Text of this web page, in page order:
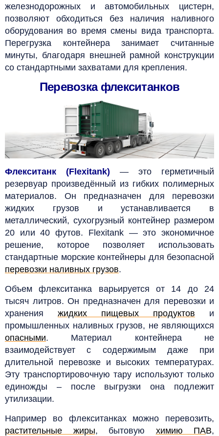
железнодорожных и автомобильных цистерн,
позволяют обходиться без наличия наливного
оборудования во время смены вида транспорта.
Перегрузка контейнера занимает считанные
минуты, благодаря внешней рамной конструкции
со стандартными захватами для крепления.
Перевозка флекситанков
Флекситанк (Flexitank)
— это герметичный
резервуар произведённый из гибких полимерных
материалов. Он предназначен для перевозки
жидких грузов и устанавливается в
металлический, сухогрузный контейнер размером
20 или 40 футов. Flexitank — это экономичное
решение, которое позволяет использовать
стандартные морские контейнеры для безопасной
перевозки наливных грузов.
Объем флекситанка варьируется от 14 до 24
тысяч литров. Он предназначен для перевозки и
хранения жидких пищевых продуктов и
промышленных наливных грузов, не являющихся
опасными. Материал контейнера не
взаимодействует с содержимым даже при
длительной перевозке и высоких температурах.
Эту транспортировочную тару используют только
единожды – после выгрузки она подлежит
утилизации.
Например во флекситанках можно перевозить,
растительные жиры, бытовую химию ПАВ,